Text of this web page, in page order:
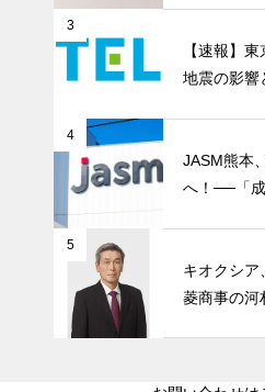
3
【速報】
地震の影響
4
JASM熊本
へ！──「
5
キオクシア
菱商事の河